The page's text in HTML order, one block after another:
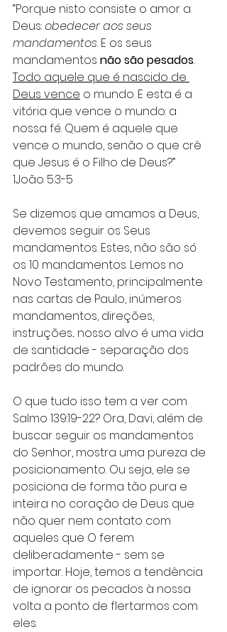
“Porque nisto consiste o amor a
Deus: obedecer aos seus
mandamentos. E os seus
mandamentos não são pesados.
Todo aquele que é nascido de
Deus vence o mundo. E esta é a
vitória que vence o mundo: a
nossa fé. Quem é aquele que
vence o mundo, senão o que crê
que Jesus é o Filho de Deus?”
‭‭1João‬ ‭5‬:‭3‬-‭5‬ ‭
Se dizemos que amamos a Deus,
devemos seguir os Seus
mandamentos. Estes, não são só
os 10 mandamentos. Lemos no
Novo Testamento, principalmente
nas cartas de Paulo, inúmeros
mandamentos, direções,
instruções... nosso alvo é uma vida
de santidade - separação dos
padrões do mundo.
O que tudo isso tem a ver com
Salmo 139:19-22? Ora, Davi, além de
buscar seguir os mandamentos
do Senhor, mostra uma pureza de
posicionamento. Ou seja, ele se
posiciona de forma tão pura e
inteira no coração de Deus que
não quer nem contato com
aqueles que O ferem
deliberadamente - sem se
importar. Hoje, temos a tendência
de ignorar os pecados à nossa
volta a ponto de flertarmos com
eles.